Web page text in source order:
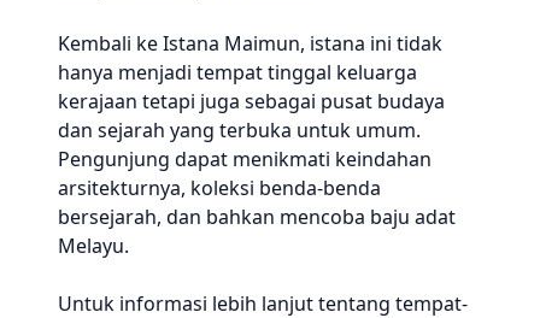
Kembali ke Istana Maimun, istana ini tidak
hanya menjadi tempat tinggal keluarga
kerajaan tetapi juga sebagai pusat budaya
dan sejarah yang terbuka untuk umum.
Pengunjung dapat menikmati keindahan
arsitekturnya, koleksi benda-benda
bersejarah, dan bahkan mencoba baju adat
Melayu.
Untuk informasi lebih lanjut tentang tempat-